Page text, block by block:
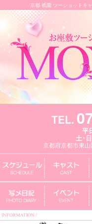
京都 祇園 ツーショットキ
TEL.
平
土･
京都府京都市東